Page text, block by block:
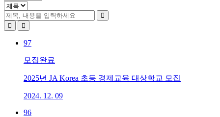
97
모집완료
2025년 JA Korea 초등 경제교육 대상학교 모집
2024. 12. 09
96